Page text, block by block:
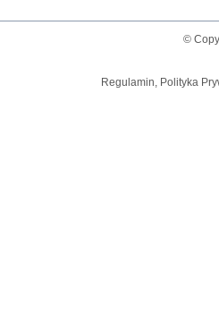
©
Regulamin, Polityka